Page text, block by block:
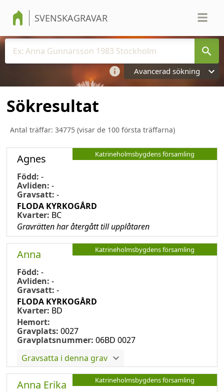
SVENSKAGRAVAR
Avancerad sökning
Sökresultat
Antal träffar: 34775 (visar de 100 första träffarna)
Katrineholmsbygdens församling
Agnes
Född: -
Avliden: -
Gravsatt: -
FLODA KYRKOGÅRD
Kvarter: BC
Gravrätten har återgått till upplåtaren
Katrineholmsbygdens församling
Anna
Född: -
Avliden: -
Gravsatt: -
FLODA KYRKOGÅRD
Kvarter: BD
Hemort:
Gravplats: 0027
Gravplatsnummer: 06BD 0027
Gravsatta i denna grav
Katrineholmsbygdens församling
Anna Erika